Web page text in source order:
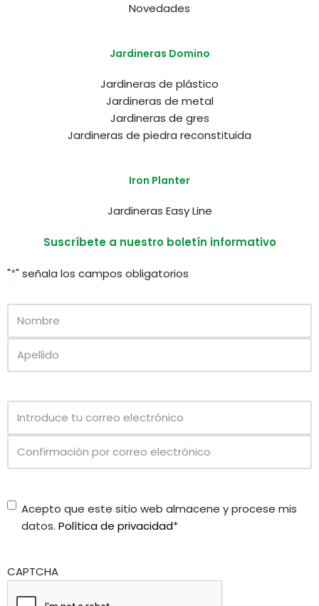
Novedades
Jardineras Domino
Jardineras de plástico
Jardineras de metal
Jardineras de gres
Jardineras de piedra reconstituida
Iron Planter
Jardineras Easy Line
Suscríbete a nuestro boletín informativo
"*" señala los campos obligatorios
Consenso
Privacy*
Acepto que este sitio web almacene y procese mis
datos. Política de privacidad*
CAPTCHA